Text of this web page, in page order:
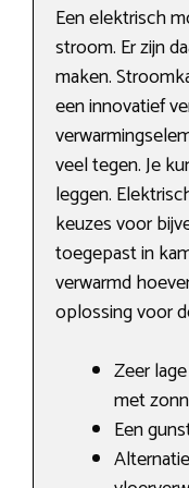
Een elektrisch
stroom. Er zijn
maken.
een innovatief
veel tegen. Je
leggen.
keuzes voor
toegepast in
verwarmd
oplossing voor
Zeer
met
Een